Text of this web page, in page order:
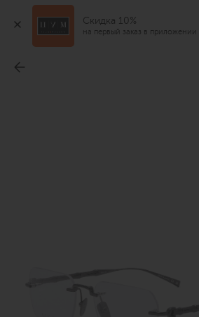
Скидка 10%
на первый заказ в приложении